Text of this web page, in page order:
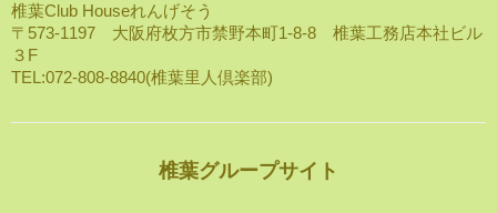
椎葉Club Houseれんげそう
〒573-1197 大阪府枚方市禁野本町1-8-8 椎葉工務店本社ビル
３F
TEL:072-808-8840(椎葉里人倶楽部)
椎葉グループサイト